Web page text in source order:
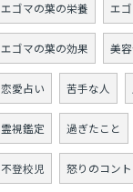
エゴマの葉の栄養 エ
エゴマの葉の効果 美
恋愛占い 苦手な人
霊視鑑定 過ぎたこと
不登校児 怒りのコン